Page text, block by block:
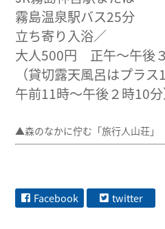
霧島温泉駅バス25分
立ち寄り入浴／
大人500円 正午〜午後
（貸切露天風呂はプラ
午前11時〜午後２時10分
▲森のなかに佇む「旅行人山荘」
Facebook twitter